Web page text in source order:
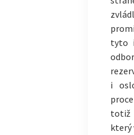
tyto
i
totiž
který